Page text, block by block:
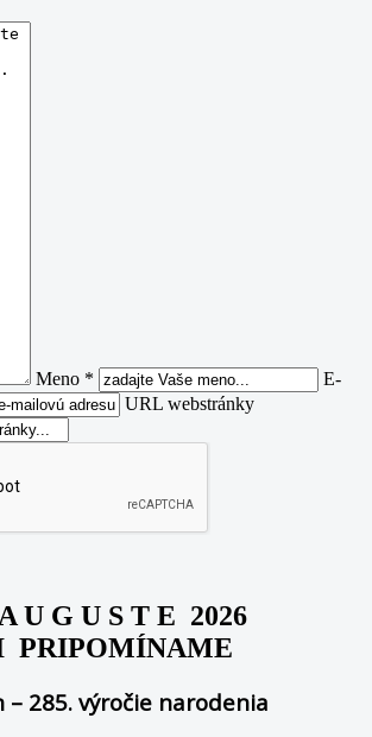
Meno *
E-
URL webstránky
U G U S T E 2026
PRIPOMÍNAME
– 285. výročie narodenia